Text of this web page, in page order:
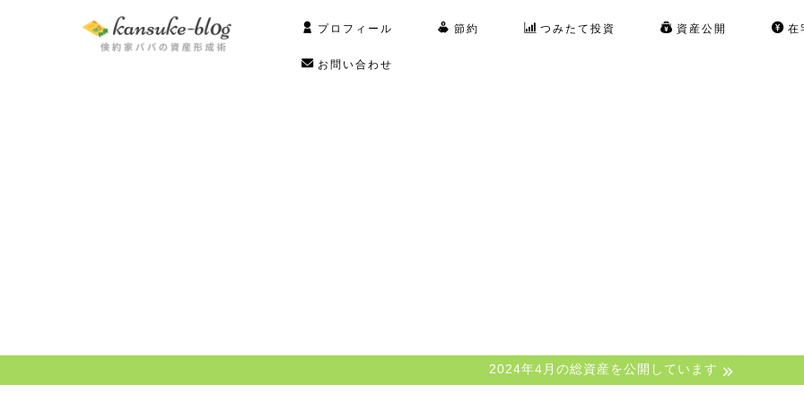
プロフィール 節約 つみたて投資 資産公開 在
お問い合わせ
2024年4月の総資産を公開しています